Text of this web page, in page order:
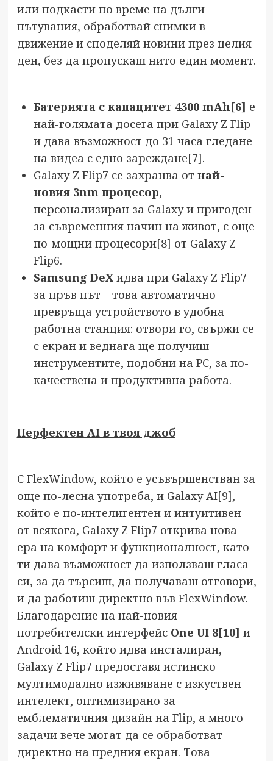
или подкасти по време на дълги
пътувания, обработвай снимки в
движение и споделяй новини през целия
ден, без да пропускаш нито един момент.
Батерията с капацитет 4300 mAh[6] е
най-голямата досега при Galaxy Z Flip
и дава възможност до 31 часа гледане
на видеа с едно зареждане[7].
Galaxy Z Flip7 се захранва от най-
новия 3nm процесор,
персонализиран за Galaxy и пригоден
за съвременния начин на живот, с още
по-мощни процесори[8] от Galaxy Z
Flip6.
Samsung DeXидва при Galaxy Z Flip7
за пръв път – това автоматично
превръща устройството в удобна
работна станция: отвори го, свържи се
с екран и веднага ще получиш
инструментите, подобни на PC, за по-
качествена и продуктивна работа.
Перфектен AI в твоя джоб
С FlexWindow, който е усъвършенстван за
още по-лесна употреба, и Galaxy AI[9],
който е по-интелигентен и интуитивен
от всякога, Galaxy Z Flip7 открива нова
ера на комфорт и функционалност, като
ти дава възможност да използваш гласа
си, за да търсиш, да получаваш отговори,
и да работиш директно във FlexWindow.
Благодарение на най-новия
потребителски интерфейс One UI 8[10] и
Android 16, който идва инсталиран,
Galaxy Z Flip7 предоставя истинско
мултимодално изживяване с изкуствен
интелект, оптимизирано за
емблематичния дизайн на Flip, а много
задачи вече могат да се обработват
директно на предния екран. Това